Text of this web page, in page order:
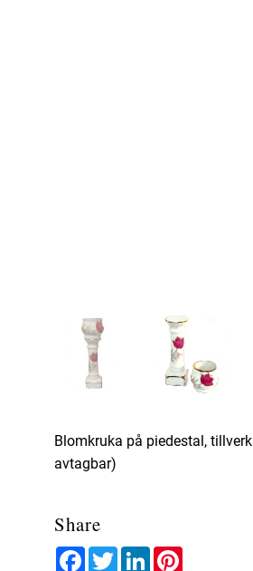
Blomkruka på piedestal,
avtagbar)
Share
FacebookTwitterLinkedIn